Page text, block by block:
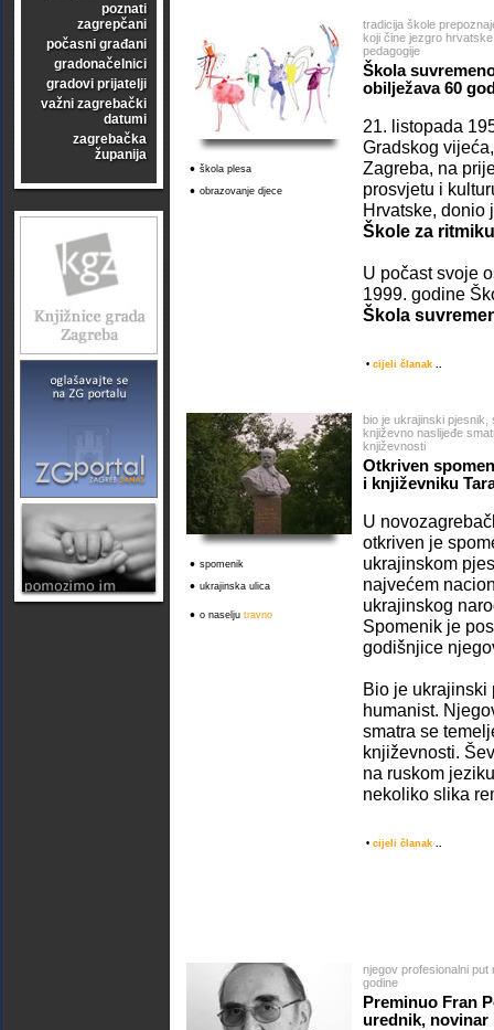
poznati
zagrepčani
počasni građani
gradonačelnici
gradovi prijatelji
važni zagrebački
datumi
zagrebačka
županija
• škola plesa
• obrazovanje djece
tradicija škole
koji čine jezgro
pedagogije
Škola
obilježava 60
21. listopada
Gradskog
Zagreba, na
prosvjetu i
Hrvatske, donio
Škole za
U počast svoje
1999. godine
Škola
• cijeli članak ..
• spomenik
• ukrajinska ulica
• o naselju travno
bio je ukrajinski pjesnik,
književno naslijeđe
književnosti
Otkriven
i književniku
U
otkriven je
ukrajinskom
najvećem
ukrajinskog
Spomenik je
godišnjice
Bio je ukrajinski
humanist.
smatra se
književnosti.
na ruskom
nekoliko slika
• cijeli članak ..
njegov profesionalni put
godine
Preminuo Fran
urednik,